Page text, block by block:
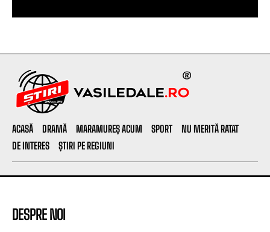
ACASĂ DRAMĂ MARAMUREȘ ACUM SPORT
NU MERITĂ RATAT
DE INTERES
ȘTIRI PE REGIUNI
DESPRE NOI